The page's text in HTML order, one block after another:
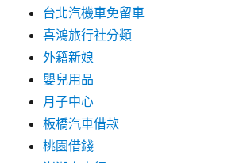
台北汽機車免留車
喜鴻旅行社分類
外籍新娘
嬰兒用品
月子中心
板橋汽車借款
桃園借錢